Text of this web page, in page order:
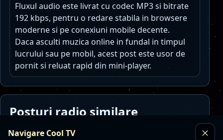
Navigare Cool TV
Fluxul audio este livrat cu codec MP3 si bitrate
192 kbps, pentru o redare stabila in browsere
moderne si pe conexiuni mobile decente.
Daca asculti muzica online in fundal in timpul
lucrului sau pe mobil, acest post este usor de
pornit si reluat rapid din mini-player.
Posturi radio similare
Toate posturile